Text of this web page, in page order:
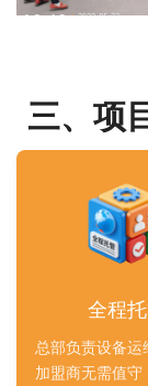
三、项
全程
总部负责设备运
加盟商无需值守